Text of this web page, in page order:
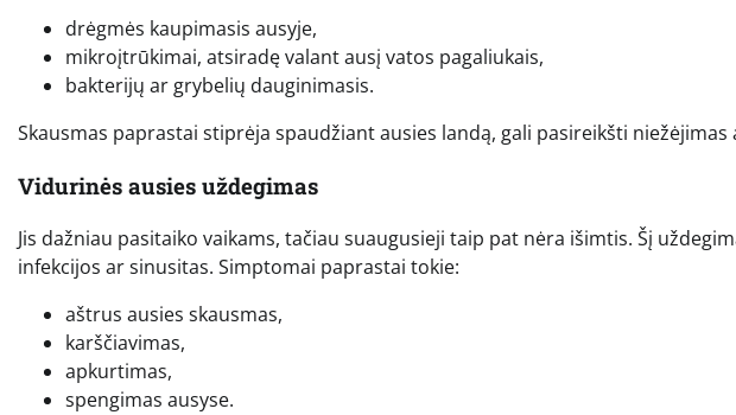
drėgmės kaupimasis ausyje,
mikroįtrūkimai, atsiradę valant ausį vatos pagaliukais,
bakterijų ar grybelių dauginimasis.
Skausmas paprastai stiprėja spaudžiant ausies landą, gali pasireikšti niežėjimas
Vidurinės ausies uždegimas
Jis dažniau pasitaiko vaikams, tačiau suaugusieji taip pat nėra išimtis. Šį
infekcijos ar sinusitas. Simptomai paprastai tokie:
aštrus ausies skausmas,
karščiavimas,
apkurtimas,
spengimas ausyse.